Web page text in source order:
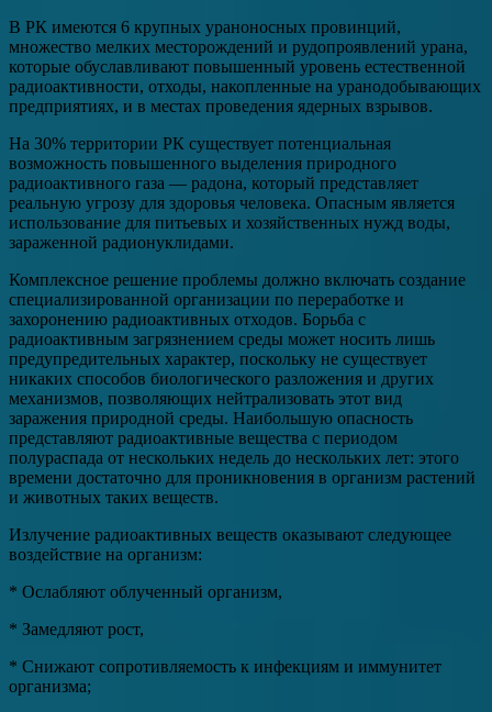
В РК имеются 6 крупных ураноносных провинций,
множество мелких месторождений и рудопроявлений урана,
которые обуславливают повышенный уровень естественной
радиоактивности, отходы, накопленные на уранодобывающих
предприятиях, и в местах проведения ядерных взрывов.
На 30% территории РК существует потенциальная
возможность повышенного выделения природного
радиоактивного газа — радона, который представляет
реальную угрозу для здоровья человека. Опасным является
использование для питьевых и хозяйственных нужд воды,
зараженной радионуклидами.
Комплексное решение проблемы должно включать создание
специализированной организации по переработке и
захоронению радиоактивных отходов. Борьба с
радиоактивным загрязнением среды может носить лишь
предупредительных характер, поскольку не существует
никаких способов биологического разложения и других
механизмов, позволяющих нейтрализовать этот вид
заражения природной среды. Наибольшую опасность
представляют радиоактивные вещества с периодом
полураспада от нескольких недель до нескольких лет: этого
времени достаточно для проникновения в организм растений
и животных таких веществ.
Излучение радиоактивных веществ оказывают следующее
воздействие на организм:
* Ослабляют облученный организм,
* Замедляют рост,
* Снижают сопротивляемость к инфекциям и иммунитет
организма;